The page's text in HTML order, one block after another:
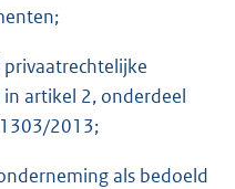
artikel 2, onderdeel
2013;
als bedoeld